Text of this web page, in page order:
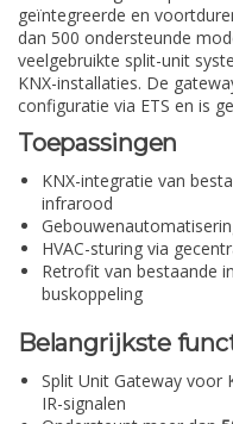
geïntegreerde en
dan 500 ondersteunde
veelgebruikte split-unit
KNX-installaties. De
configuratie via ETS en is
Toepassingen
KNX-integratie van
infrarood
HVAC-sturing via
Retrofit van bestaande
buskoppeling
Belangrijkste
Split Unit Gateway voor
IR-signalen